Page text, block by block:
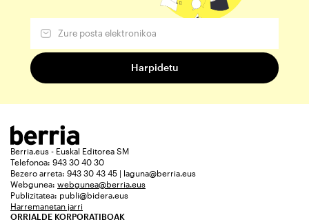
Berria.eus - Euskal Editorea SM
Telefonoa: 943 30 40 30
Bezero arreta: 943 30 43 45 | laguna@berria.eus
Webgunea: webgunea@berria.eus
Publizitatea: publi@bidera.eus
Harremanetan jarri
ORRIALDE KORPORATIBOAK